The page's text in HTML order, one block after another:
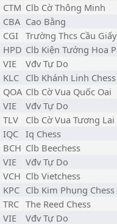
CTM Clb Cờ Thông Minh
CBA Cao Bằng
CGI Trường Thcs Cầu Giấy
HPD Clb Kiện Tướng Hoa
VIE
Vđv Tự Do
KLC Clb Khánh Linh Chess
QOA Clb Cờ Vua Quốc Oai
VIE
Vđv Tự Do
TLV
Clb Cờ Vua Tương
IQC Iq Chess
BCH Clb Beechess
VIE
Vđv Tự Do
VCH Clb Vietchess
KPC Clb Kim Phụng Chess
TRC The Reed Chess
VIE
Vđv Tự Do